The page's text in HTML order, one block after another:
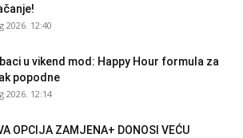
2026. 12:40
u vikend mod: Happy Hour formula za
popodne
2026. 12:14
OPCIJA ZAMJENA+ DONOSI VEĆU